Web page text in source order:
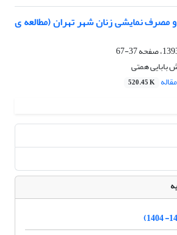
مصرف نمایشی زنان شهر تهران (مطالعه ی
37-67
بابایی همتی
520.45 K